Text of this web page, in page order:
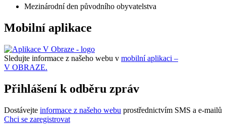
Mezinárodní den původního obyvatelstva
Mobilní aplikace
Sledujte informace z našeho webu v mobilní aplikaci –
V OBRAZE.
Přihlášení k odběru zpráv
Dostávejte informace z našeho webu prostřednictvím SMS a e-mailů
Chci se zaregistrovat